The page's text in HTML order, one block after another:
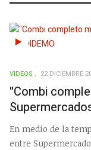
VIDEOS 22 DICIEMBRE
"Combi
En medio de la
entre